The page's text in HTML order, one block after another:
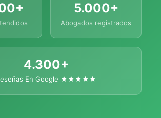
5.000+
Abogados registrados
4.300+
En Google ★★★★★